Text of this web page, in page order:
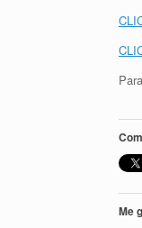
Me